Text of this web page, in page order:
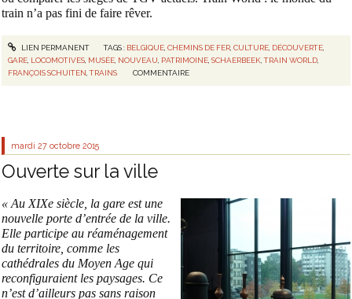
train n’a pas fini de faire rêver.
LIEN PERMANENT TAGS : BELGIQUE, CHEMINS DE FER, CULTURE, DÉCOUVERTE,
GARE LOCOMOTIVES MUSÉE NOUVEAU PATRIMOINE ,SCHAERBEEK ,TRAIN WORLD
FRANÇOIS SCHUITEN ,TRAINS COMMENTAIRE
mardi 27 octobre 2015
Ouverte sur la ville
« Au XIXe siècle, la gare est une
nouvelle porte d’entrée de la ville.
Elle participe au réaménagement
du territoire, comme les
cathédrales du Moyen Age qui
reconfiguraient les paysages. Ce
n’est d’ailleurs pas sans raison